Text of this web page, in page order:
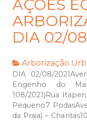
AÇÕES
DIA 02/
Arborização
DIA 02/08/
Engenho do
108/2021)Rua
Pequeno7
da Praia) –